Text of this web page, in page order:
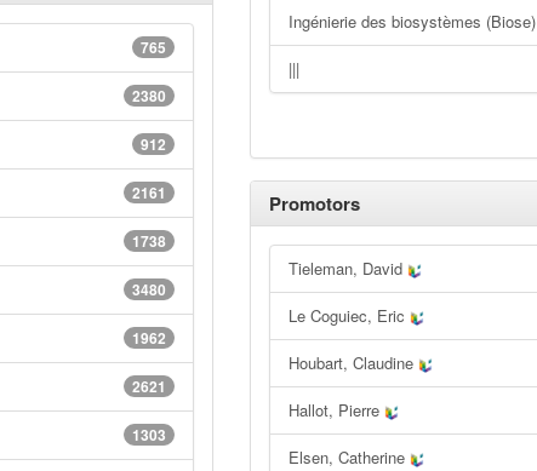
765
2380
912
2161
1738
3480
1962
2621
1303
Ingénierie des biosystèmes (Biose)
|||
Promotors
Tieleman, David
Le Coguiec, Eric
Houbart, Claudine
Hallot, Pierre
Elsen, Catherine